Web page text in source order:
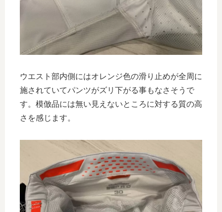
ウエスト部内側にはオレンジ色の滑り止めが全周に
施されていてパンツがズリ下がる事もなさそうで
す。模倣品には無い見えないところに対する質の高
さを感じます。